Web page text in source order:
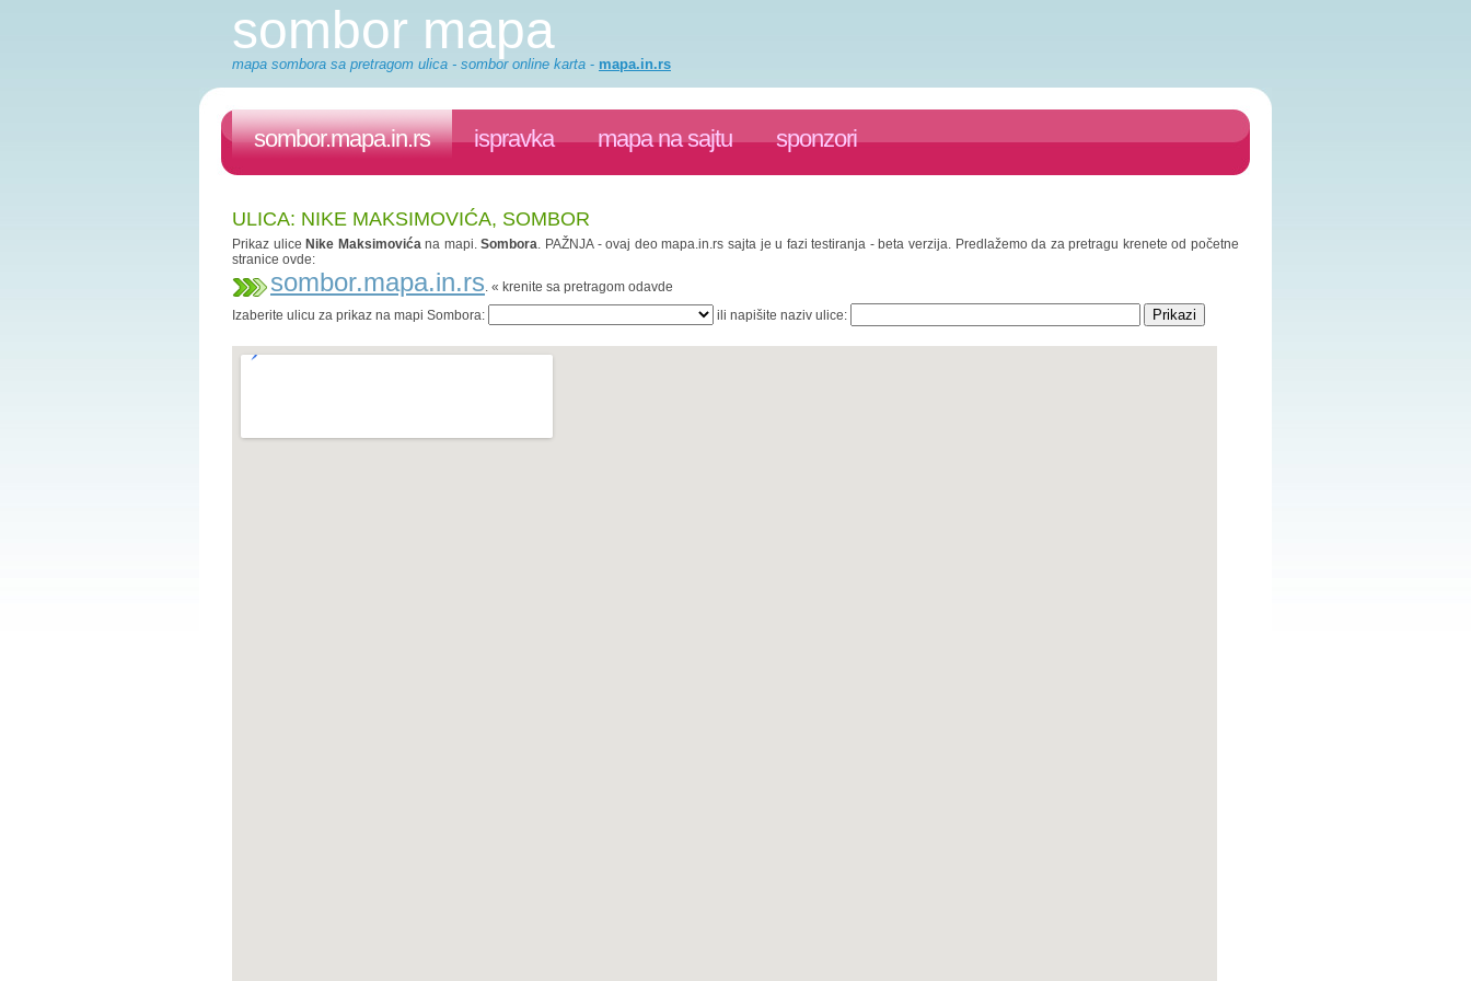
sombor mapa
mapa sombora sa pretragom ulica - sombor online karta - mapa.in.rs
sombor.mapa.in.rs ispravka mapa na sajtu sponzori
ULICA: NIKE MAKSIMOVIĆA, SOMBOR
Prikaz ulice Nike Maksimovićana mapi.Sombora. PAŽNJA - ovaj deo mapa.in.rs sajta je u fazi testiranja - beta verzija. Predlažemo da za pretragu krenete od početne
stranice ovde:
sombor.mapa.in.rs. « krenite sa pretragom odavde
Izaberite ulicu za prikaz na mapi Sombora:
ili napišite naziv ulice: